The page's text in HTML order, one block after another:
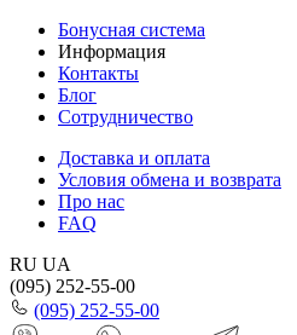
Бонусная система
Информация
Контакты
Блог
Сотрудничество
Доставка и оплата
Условия обмена и возврата
Про нас
FAQ
RU UA
(095) 252-55-00
(095) 252-55-00